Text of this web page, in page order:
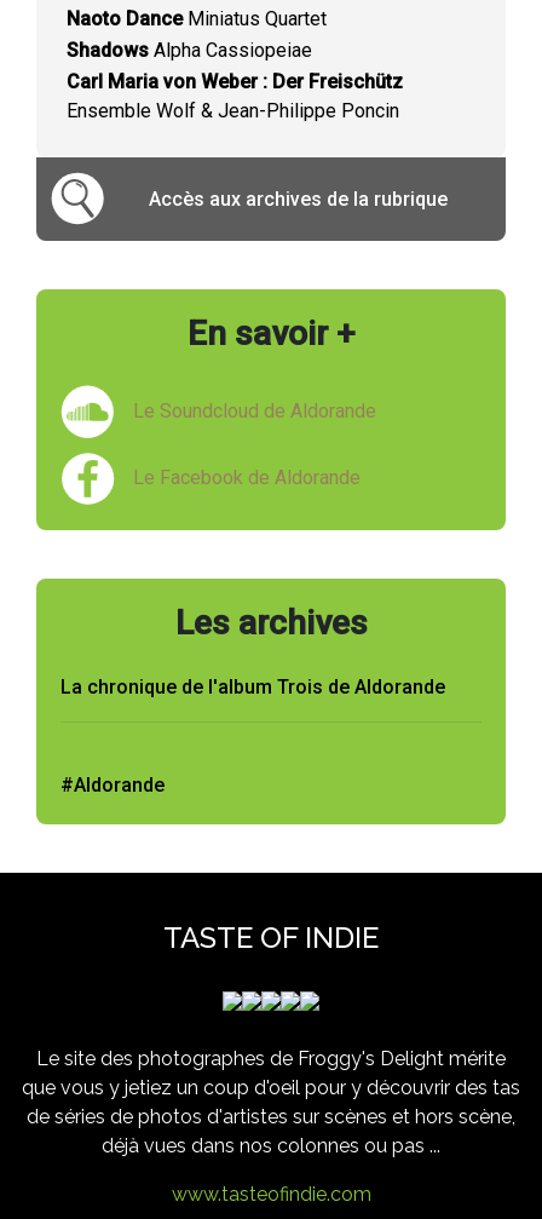
Naoto DanceMiniatus Quartet
Shadows Alpha Cassiopeiae
Carl Maria von Weber : Der Freischütz
Ensemble Wolf & Jean-Philippe Poncin
Accès aux archives de la rubrique
En savoir +
Le Soundcloud de Aldorande
Le Facebook de Aldorande
Les archives
La chronique de l'album Trois de Aldorande
#Aldorande
TASTE OF INDIE
Le site des photographes de Froggy's Delight mérite
que vous y jetiez un coup d'oeil pour y découvrir des tas
de séries de photos d'artistes sur scènes et hors scène,
déjà vues dans nos colonnes ou pas ...
www.tasteofindie.com